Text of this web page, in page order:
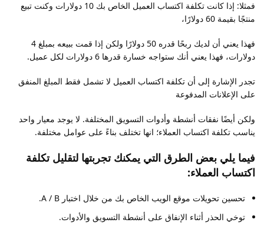
فمثلا: إذا كانت تكلفة اكتساب العميل الخاص بك 10 دولارات وكنت تبيع
منتجًا بقيمة 60 دولارًا،
فهذا يعني أن لديك ربحًا قدره 50 دولارًا ولكن إذا قمت ببيعه بمبلغ 4
دولارات، فهذا يعني أنك ستواجه خسارة قدرها 6 دولارات لكل عميل.
تجدر الإشارة إلى أن تكلفة اكتساب العميل لا تشمل فقط المبلغ المنفق
على الإعلانات المدفوعة
ولكن أيضًا نفقات أنشطة وأدوات التسويق المختلفة. لا يوجد معيار واحد
يناسب تكلفة اكتساب العملاء؛ انها تختلف بناءً على عوامل مختلفة.
فيما يلي بعض الطرق التي يمكنك تجربتها لتقليل تكلفة
اكتساب العملاء:
تحسين تحويلات موقع الويب الخاص بك من خلال اختبار A / B.
توخي الحذر أثناء الإنفاق على أنشطة التسويق والأدوات.